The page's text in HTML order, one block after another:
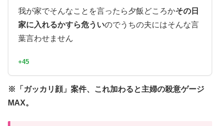
我が家でそんなことを言ったら夕飯どころかその日
家に入れるかすら危ういのでうちの夫にはそんな言
葉言わせません
+45
※「ガッカリ顔」案件、これ加わると主婦の殺意ゲージ
MAX。